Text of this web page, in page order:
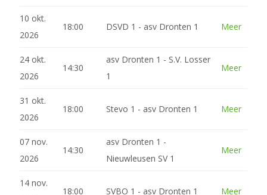
10 okt.
2026
18:00 DSVD 1 - asv Dronten 1 Meer
24 okt.
2026
14:30
asv Dronten 1 - S.V. Losser
1
Meer
31 okt.
2026
18:00 Stevo 1 - asv Dronten 1 Meer
07 nov.
2026
14:30
asv Dronten 1 -
Nieuwleusen SV 1
Meer
14 nov.
18:00 SVBO 1 - asv Dronten 1 Meer